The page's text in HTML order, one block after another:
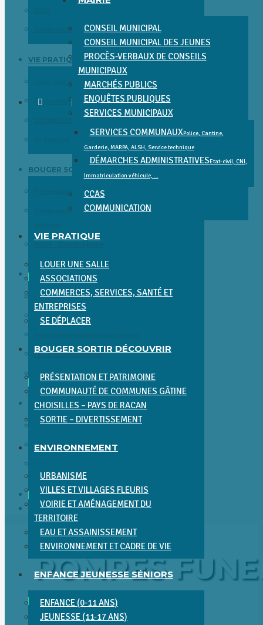
CONSEIL MUNICIPAL
CONSEIL MUNICIPAL DES JEUNES
PROCÈS-VERBAUX DE CONSEILS
MUNICIPAUX
MARCHÉS PUBLICS
ENQUÊTES PUBLIQUES
SERVICES MUNICIPAUX
SERVICES COMMUNAUXPolice, Cantine,
Garderie, MARPA, ALSH, Service technique
DÉMARCHES ADMINISTRATIVESEtat-civil, CNI,
Immatriculation véhicule, …
CCAS
COMMUNICATION
VIE PRATIQUE
LOUER UNE SALLE
ASSOCIATIONS
COMMERCES, SERVICES, SANTÉ ET
ENTREPRISES
SE DÉPLACER
BOUGER SORTIR DÉCOUVRIR
PRÉSENTATION ET PATRIMOINE
COMMUNAUTÉ DE COMMUNES GÂTINE
CHOISILLES – PAYS DE RACAN
SORTIE – DIVERTISSEMENT
ENVIRONNEMENT
URBANISME
VILLES ET VILLAGES FLEURIS
VOIRIE ET AMÉNAGEMENT DU
TERRITOIRE
EAU ET ASSAINISSEMENT
ENVIRONNEMENT ET CADRE DE VIE
ENFANCE JEUNESSE SÉNIORS
ENFANCE (0-11 ANS)
JEUNESSE (11-17 ANS)
Communication
VIE PRATIQUE
Louer une salle
Associations
BOUGER SORTIR DÉCOUVRIR
Présentation et Patrimoine
Communauté de Communes Gâtine Choisilles – Pays
ENVIRONNEMENT
Urbanisme
Villes et villages fleuris
Eau et Assainissement
Environnement et Cadre de Vie
ENFANCE JEUNESSE SÉNIORS
Enfance (0-11 ans)
Jeunesse (11-17 ans)
ACTUALITÉS
CONTACT
POMPES
Vous êtes ici :